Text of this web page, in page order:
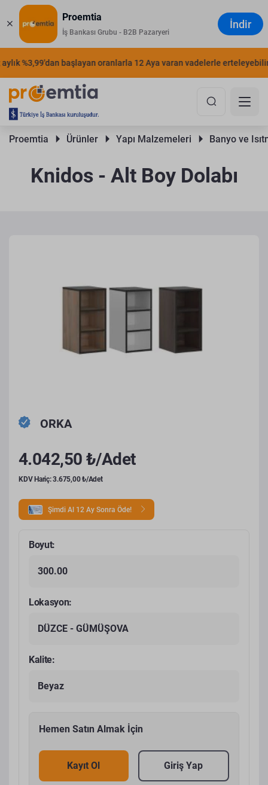
Proemtia
İş Bankası Grubu - B2B Pazaryeri
İndir
%3,99'dan başlayan oranlarla 12 Aya varan vadelerle
Proemtia Ürünler Yapı Malzemeleri Banyo ve
Knidos - Alt Boy Dolabı
ORKA
4.042,50 ₺/Adet
KDV Hariç: 3.675,00 ₺/Adet
Şimdi Al 12 Ay Sonra Öde!
Boyut:
300.00
Lokasyon:
DÜZCE - GÜMÜŞOVA
Kalite:
Beyaz
Hemen Satın Almak İçin
Kayıt Ol Giriş Yap